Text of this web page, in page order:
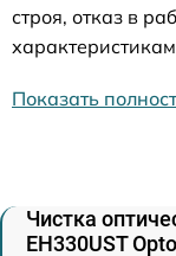
строя, отказ в
Показать
Чистка
EH330UST